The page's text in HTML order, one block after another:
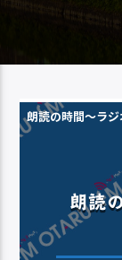
朗読の時間～ラ
朗読